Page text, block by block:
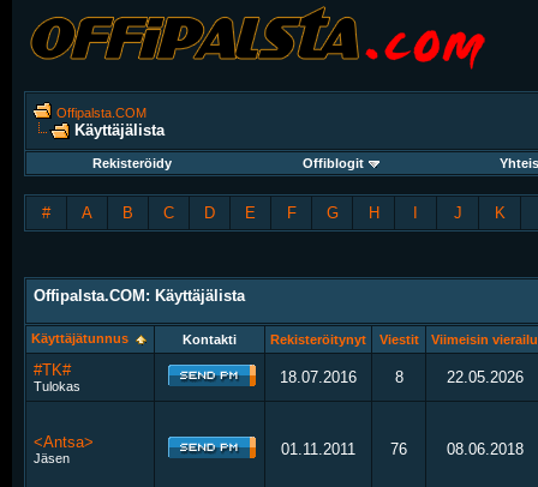
Offipalsta.COM
Käyttäjälista
Rekisteröidy Offiblogit
# A B C D E F G H J K
Offipalsta.COM: Käyttäjälista
Käyttäjätunnus Kontakti Rekisteröitynyt Viestit Viimeisin vierailu
#TK#
Tulokas 18.07.2016 8 22.05.2026
<Antsa>
Jäsen 01.11.2011 76 08.06.2018